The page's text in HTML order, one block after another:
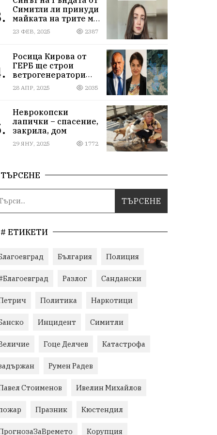
Симитли ли принуди
майката на трите му
деца да се самоубие?
Къде са
23 ФЕВ, 2025 2387
Росица Кирова от
ГЕРБ ще строи
ветрогенератори
върху пасища в
Осоговската планина
28 АПР, 2025 2035
Неврокопски
лапички – спасение,
закрила, дом
29 ЯНУ, 2025 1772
ТЪРСЕНЕ
# ЕТИКЕТИ
България Полиция
Разлог Сандански
Политика Наркотици
Инцидент Симитли
Гоце Делчев Катастрофа
Румен Радев
Стоименов Ивелин Михайлов
Празник Кюстендил
Корупция